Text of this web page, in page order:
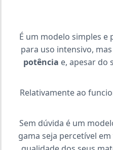
É um modelo simples e
para uso intensivo,
potência e, apesar do
Relativamente ao
Sem dúvida é um
gama seja percetível